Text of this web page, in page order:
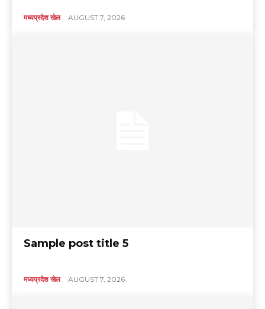
मध्यप्रदेश खेल AUGUST 7, 2026
Sample post title 5
मध्यप्रदेश खेल AUGUST 7, 2026